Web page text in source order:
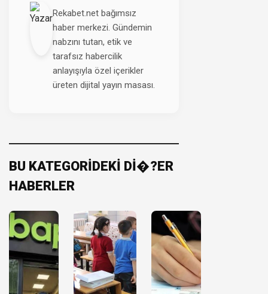
Rekabet.net bağımsız
haber merkezi. Gündemin
nabzını tutan, etik ve
tarafsız habercilik
anlayışıyla özel içerikler
üreten dijital yayın masası.
BU KATEGORİDEKİ Dİ�?ER
HABERLER